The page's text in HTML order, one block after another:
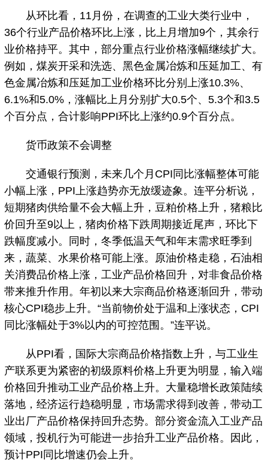
从环比看，11月份，在调查的工业大类行业中，
36个行业产品价格环比上涨，比上月增加9个，其余行
业价格持平。其中，部分重点行业价格涨幅继续扩大。
例如，煤炭开采和洗选、黑色金属冶炼和压延加工、有
色金属冶炼和压延加工业价格环比分别上涨10.3%、
6.1%和5.0%，涨幅比上月分别扩大0.5个、5.3个和3.5
个百分点，合计影响PPI环比上涨约0.9个百分点。
货币政策不会调整
交通银行预测，未来几个月CPI同比涨幅整体可能
小幅上涨，PPI上涨趋势亦无放缓迹象。连平分析说，
短期猪肉供给量不会大幅上升，豆粕价格上升，猪粮比
价回升至9以上，猪肉价格下跌周期接近尾声，环比下
跌幅度减小。同时，冬季低温天气和年末需求旺季到
来，蔬菜、水果价格可能上涨。原油价格走稳，石油相
关消费品价格上涨，工业产品价格回升，对非食品价格
带来推升作用。年初以来大宗商品价格逐渐回升，带动
核心CPI稳步上升。“当前物价处于温和上涨状态，CPI
同比涨幅处于3%以内的可控范围。”连平说。
从PPI看，国际大宗商品价格指数上升，与工业生
产联系更为紧密的初级原料价格上升更为明显，输入端
价格回升推动工业产品价格上升。大量稳增长政策陆续
落地，经济运行趋稳明显，市场需求得到改善，带动工
业出厂产品价格保持回升态势。部分资金流入工业产品
领域，投机行为可能进一步抬升工业产品价格。因此，
预计PPI同比增速仍会上升。